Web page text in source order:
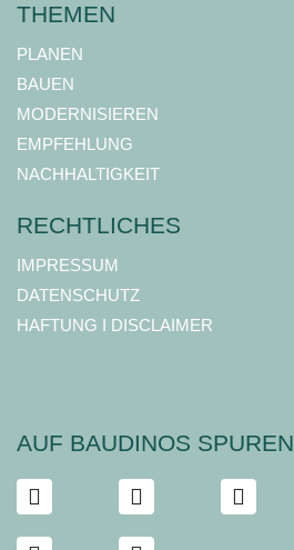
THEMEN
PLANEN
BAUEN
MODERNISIEREN
EMPFEHLUNG
NACHHALTIGKEIT
RECHTLICHES
IMPRESSUM
DATENSCHUTZ
HAFTUNG I DISCLAIMER
AUF BAUDINOS SPUREN